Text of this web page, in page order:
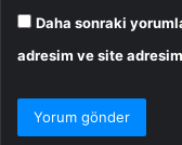
Daha sonraki
adresim ve site